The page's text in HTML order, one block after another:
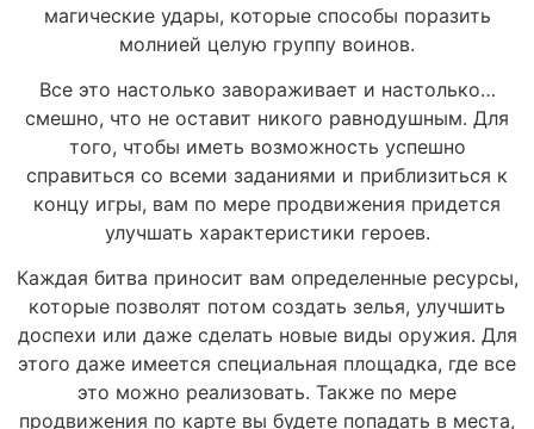
магические удары, которые способы поразить
молнией целую группу воинов.
Все это настолько завораживает и настолько…
смешно, что не оставит никого равнодушным. Для
того, чтобы иметь возможность успешно
справиться со всеми заданиями и приблизиться к
концу игры, вам по мере продвижения придется
улучшать характеристики героев.
Каждая битва приносит вам определенные ресурсы,
которые позволят потом создать зелья, улучшить
доспехи или даже сделать новые виды оружия. Для
этого даже имеется специальная площадка, где все
это можно реализовать. Также по мере
продвижения по карте вы будете попадать в места,